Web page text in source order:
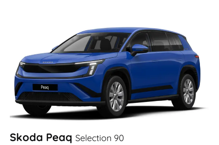
Skoda Peaq Selection 90